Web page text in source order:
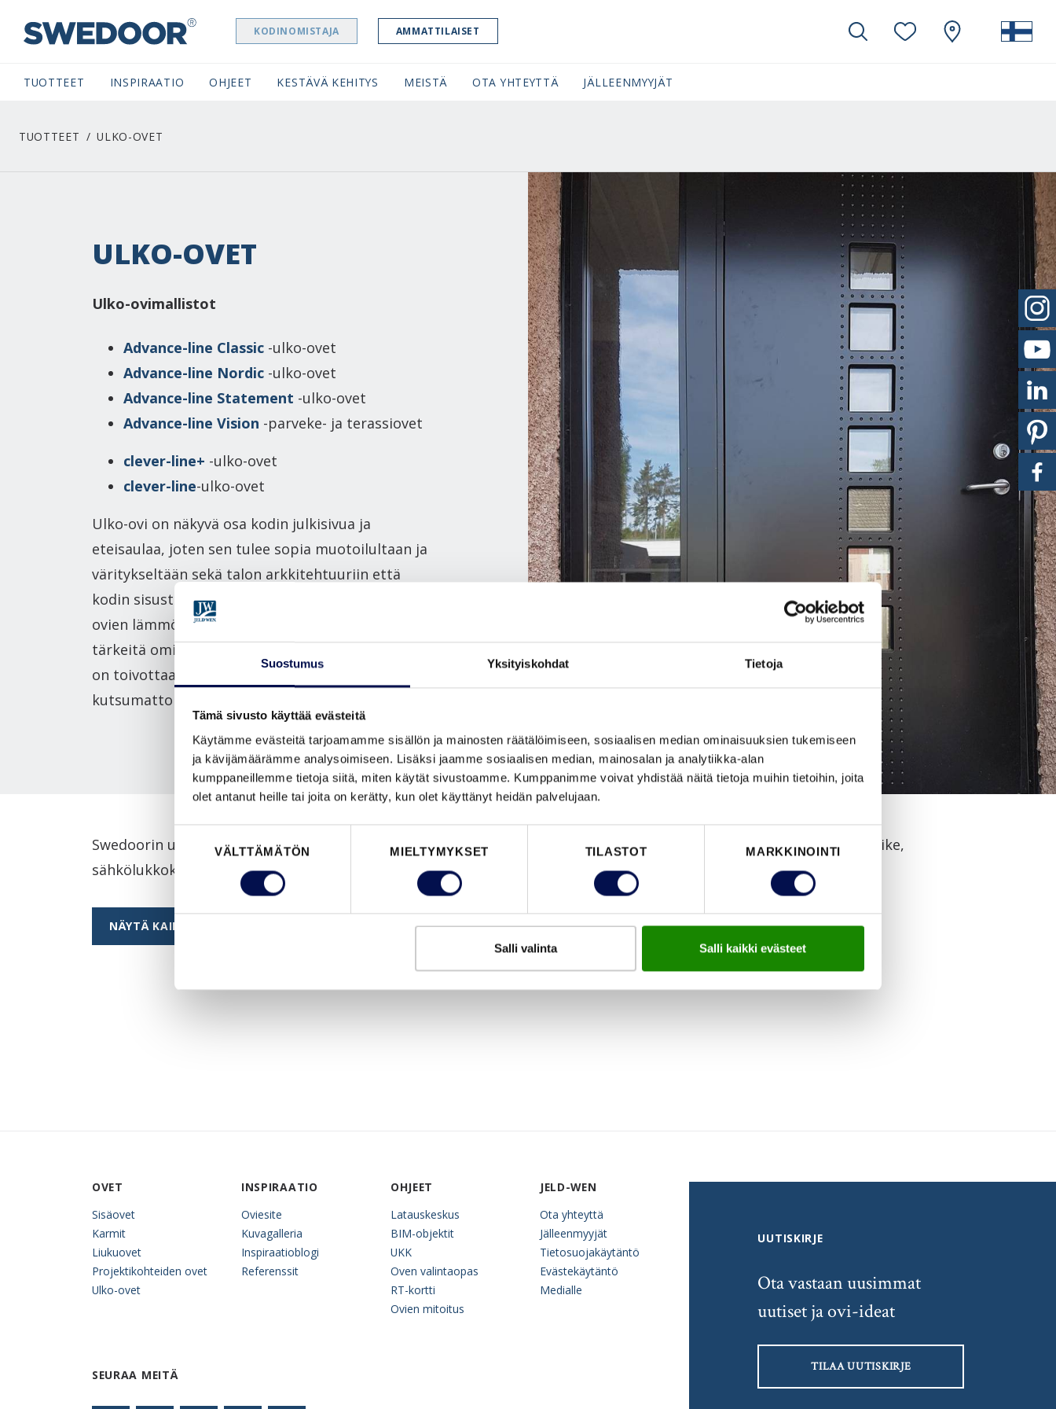
Suostumus Yksityiskohdat Tietoja
Tämä sivusto käyttää evästeitä
Käytämme evästeitä tarjoamamme sisällön ja mainosten räätälöimiseen, sosiaalisen median ominaisuuksien tukemiseen
ja kävijämäärämme analysoimiseen. Lisäksi jaamme sosiaalisen median, mainosalan ja analytiikka-alan
kumppaneillemme tietoja siitä, miten käytät sivustoamme. Kumppanimme voivat yhdistää näitä tietoja muihin tietoihin, joita
olet antanut heille tai joita on kerätty, kun olet käyttänyt heidän palvelujaan.
valinta
VÄLTTÄMÄTÖN MIELTYMYKSET TILASTOT MARKKINOINTI
Salli valinta Salli kaikki evästeet
SWEDOOR NAVIGATION KODINOMISTAJA AMMATTILAISET
TUOTTEET INSPIRAATIO OHJEET KESTÄVÄ KEHITYS MEISTÄ OTA YHTEYTTÄ JÄLLEENMYYJÄT
TUOTTEET ULKO-OVET
ULKO-OVET
Ulko-ovimallistot
Advance-line Classic -ulko-ovet
Advance-line Nordic -ulko-ovet
Advance-line Statement -ulko-ovet
Advance-line Vision -parveke- ja terassiovet
clever-line+ -ulko-ovet
clever-line-ulko-ovet
Ulko-ovi on näkyvä osa kodin julkisivua ja
eteisaulaa, joten sen tulee sopia muotoilultaan ja
väritykseltään sekä talon arkkitehtuuriin että
kodin sisustukseen. Suomen olosuhteissa ulko-
ovien lämmöneristävyys, kestävyys ja tiiveys ovat
tärkeitä ominaisuuksia. Lisäksi ulko-oven tehtävä
on toivottaa kutsutut vieraat tervetulleiksi ja pitää
kutsumattomat poissa.​
Swedoorin ulko-ovisetteihin voi tilata ovimallista riippuen erilaisia lisävarusteita kuten avainpesä-vääntönuppi, painike,
sähkölukkokoneistus ja -putkitus, kirjeluukku, murtosuojarauta tai potkulevy.
NÄYTÄ KAIKKI
OVET
Sisäovet
Karmit
Liukuovet
Projektikohteiden ovet
Ulko-ovet
INSPIRAATIO
Oviesite
Kuvagalleria
Inspiraatioblogi
Referenssit
OHJEET
Latauskeskus
BIM-objektit
UKK
Oven valintaopas
RT-kortti
Ovien mitoitus
JELD-WEN
Ota yhteyttä
Jälleenmyyjät
Tietosuojakäytäntö
Evästekäytäntö
Medialle
SEURAA MEITÄ
UUTISKIRJE
Ota vastaan uusimmat
uutiset ja ovi-ideat
TILAA UUTISKIRJE